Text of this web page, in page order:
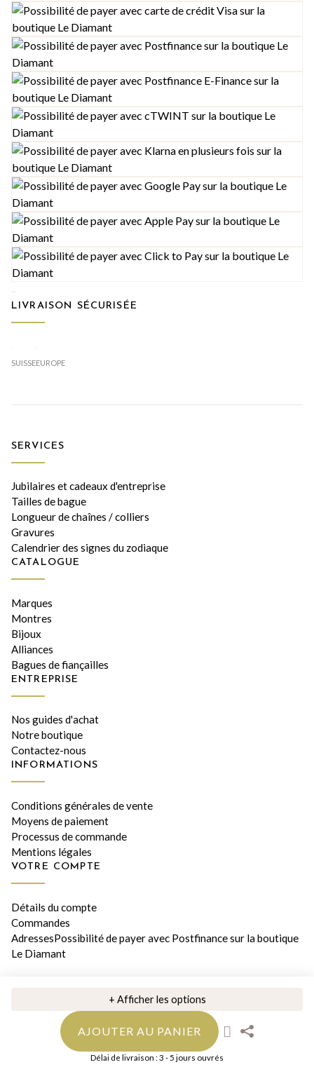
+ Afficher les options
AJOUTER AU PANIER
Délai de livraison : 3 - 5 jours ouvrés
LIVRAISON SÉCURISÉE
SUISSEEUROPE
SERVICES
Jubilaires et cadeaux d'entreprise
Tailles de bague
Longueur de chaînes / colliers
Gravures
Calendrier des signes du zodiaque
CATALOGUE
Marques
Montres
Bijoux
Alliances
Bagues de fiançailles
ENTREPRISE
Nos guides d'achat
Notre boutique
Contactez-nous
INFORMATIONS
Conditions générales de vente
Moyens de paiement
Processus de commande
Mentions légales
VOTRE COMPTE
Détails du compte
Commandes
AdressesPossibilité de payer avec Postfinance sur la boutique
Le Diamant